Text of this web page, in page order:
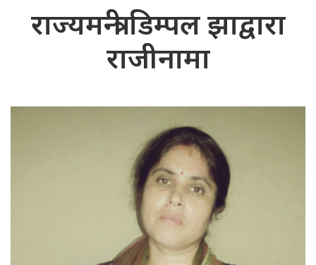
राज्यमन्त्री डिम्पल झाद्वारा
राजीनामा